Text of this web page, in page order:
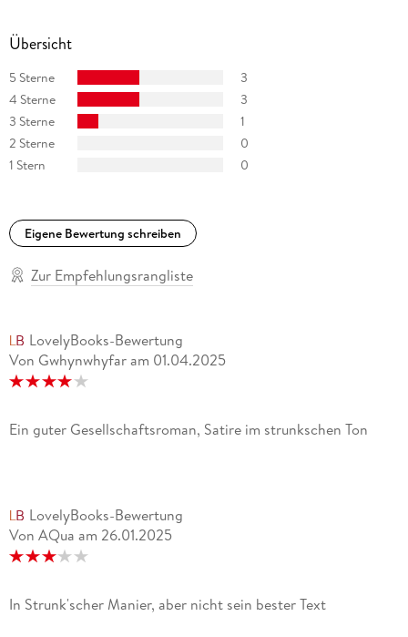
waren für den Deutschen Buchpreis nominiert. Zuletzt
erschien
Kein Geld Kein Glück Kein Sprit.
bei tacheles! erschienen.
Übersicht
5 Sterne
3
4 Sterne
3
3 Sterne
1
2 Sterne
0
1 Stern
0
Eigene Bewertung schreiben
Zur Empfehlungsrangliste
LovelyBooks-Bewertung
Von Gwhynwhyfar am 01.04.2025
Ein guter Gesellschaftsroman, Satire im strunkschen Ton
LovelyBooks-Bewertung
Von AQua am 26.01.2025
In Strunk'scher Manier, aber nicht sein bester Text